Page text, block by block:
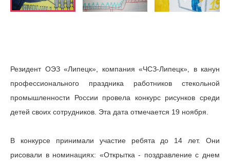
Резидент ОЭЗ «Липецк», компания «ЧСЗ-Липецк», в канун
профессионального праздника работников стекольной
промышленности России провела конкурс рисунков среди
детей своих сотрудников. Эта дата отмечается 19 ноября.
В конкурсе принимали участие ребята до 14 лет. Они
рисовали в номинациях: «Открытка - поздравление с днем